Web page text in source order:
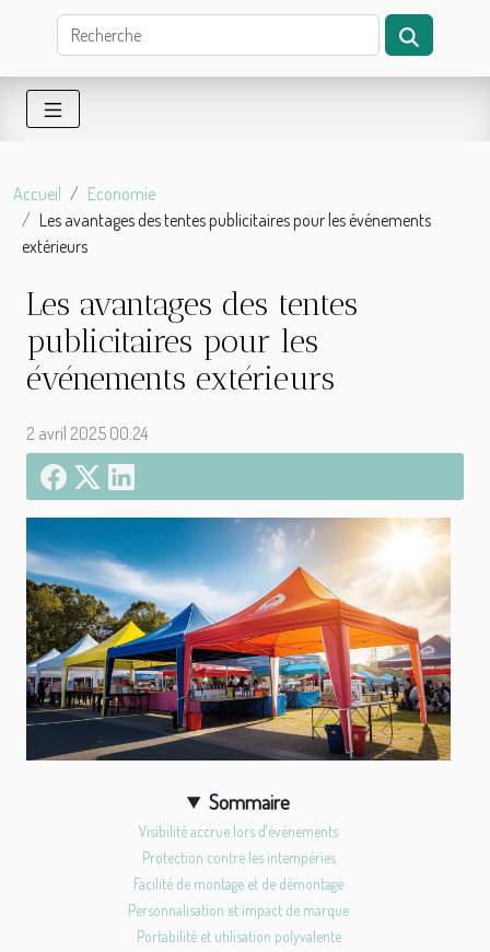
Accueil
Economie
Les avantages des tentes publicitaires pour les événements
extérieurs
Les avantages des tentes
publicitaires pour les
événements extérieurs
2 avril 2025 00:24
Sommaire
Visibilité accrue lors d'événements
Protection contre les intempéries
Facilité de montage et de démontage
Personnalisation et impact de marque
Portabilité et utilisation polyvalente